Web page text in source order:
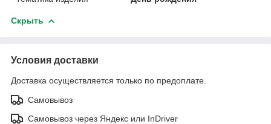
Скрыть
Условия доставки
Доставка осуществляется только по предоплате.
Самовывоз
Самовывоз через Яндекс или InDriver